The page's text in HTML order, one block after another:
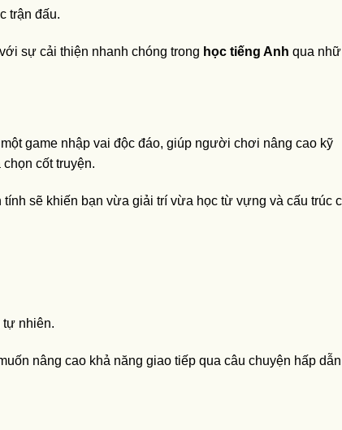
trận đấu.
sự cải thiện nhanh chóng trong học tiếng Anh qua
một game nhập vai độc đáo, giúp người chơi nâng cao kỹ
cốt truyện.
sẽ khiến bạn vừa giải trí vừa học từ vựng và cấu trúc
tự nhiên.
nâng cao khả năng giao tiếp qua câu chuyện hấp